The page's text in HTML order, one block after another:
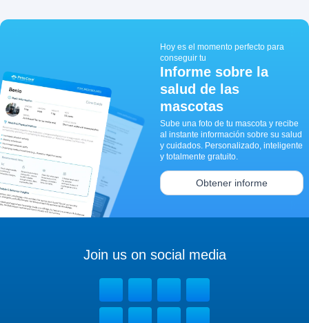
Hoy es el momento perfecto para
conseguir tu
Informe sobre la
salud de las
mascotas
Sube una foto de tu mascota y recibe
al instante información sobre su salud
y cuidados. Personalizado, inteligente
y totalmente gratuito.
Obtener informe
Join us on social media